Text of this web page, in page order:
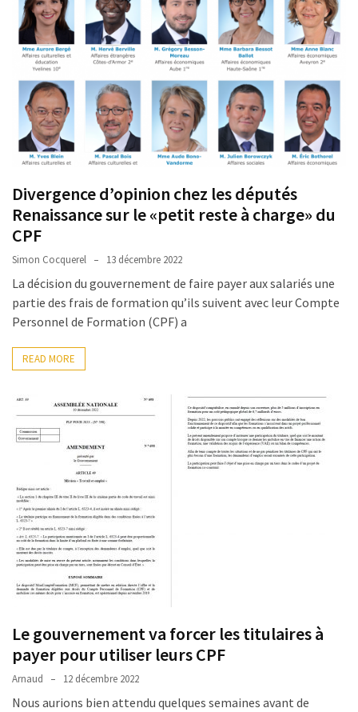
Divergence d’opinion chez les députés
Renaissance sur le «petit reste à charge» du
CPF
Simon Cocquerel 13 décembre 2022
La décision du gouvernement de faire payer aux salariés une
partie des frais de formation qu’ils suivent avec leur Compte
Personnel de Formation (CPF) a
READ MORE
Le gouvernement va forcer les titulaires à
payer pour utiliser leurs CPF
Arnaud 12 décembre 2022
Nous aurions bien attendu quelques semaines avant de